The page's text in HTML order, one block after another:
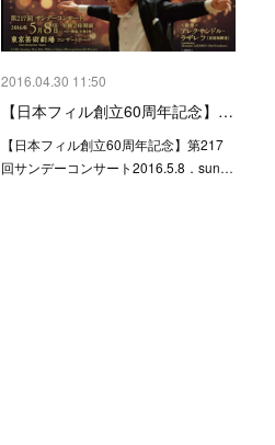
2016.04.30 11:50
【日本フィル創立60周年記念】…
【日本フィル創立60周年記念】第217
回サンデーコンサート2016.5.8．sun…